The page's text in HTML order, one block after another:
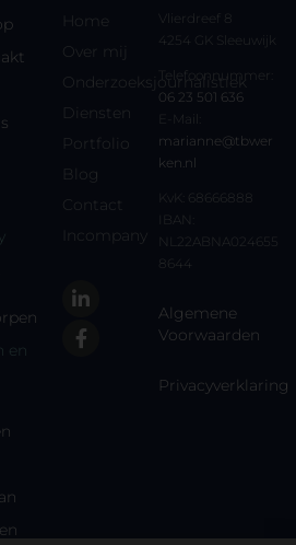
en
Home
Over mij
Onderzoeksjournalistiek
Diensten
Portfolio
Blog
Contact
Incompany
Vlierdreef 8
4254 GK Sleeuwijk
Telefoonnummer:
06 23 501 636
E-Mail:
marianne@tbwer
ken.nl
KvK: 68666888
IBAN:
NL22ABNA024655
8644
Algemene
Voorwaarden
Privacyverklaring